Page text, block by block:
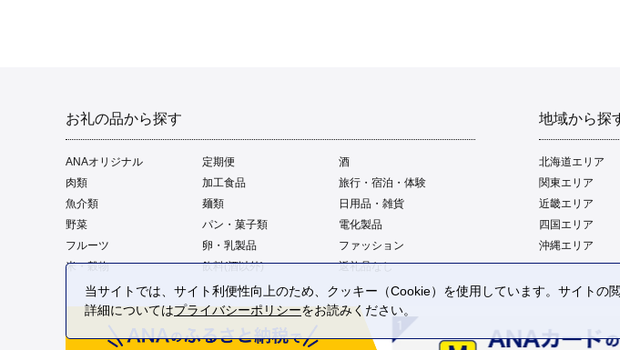
お礼の品から探す
ANAオリジナル 定期便
酒
肉類
加工食品
旅行・宿泊・体験
魚介類
麺類
日用品・雑貨
野菜
パン・菓子類
電化製品
フルーツ
卵・乳製品
ファッション
米・穀物
飲料(酒以外) 返礼品なし
地域から探
北海道エリア
関東エリア
近畿エリア
四国エリア
沖縄エリア
当サイトでは、サイト利便性向上のため、クッキー（Cookie）を使用しています。サイトの
詳細についてはプライバシーポリシーをお読みください。